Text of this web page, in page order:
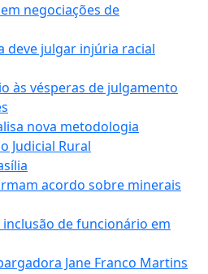
negociações de
deve julgar injúria racial
às vésperas de julgamento
nova metodologia
Judicial Rural
acordo sobre minerais
inclusão de funcionário em
Jane Franco Martins